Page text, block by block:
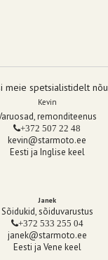
meie spetsialistidelt nõu
Kevin
remonditeenus
+372 507 22 48
kevin@starmoto.ee
Eesti ja Inglise keel
Janek
Sõidukid, sõiduvarustus
+372 533 255 04
janek@starmoto.ee
Eesti ja Vene keel